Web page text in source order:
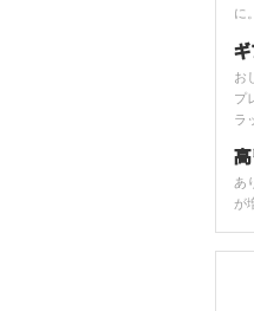
に。
お
プ
ラ
あ
が